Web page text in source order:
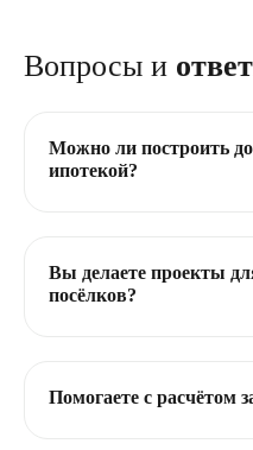
Вопросы и
Можно ли построить
ипотекой?
Вы делаете проекты
посёлков?
Помогаете с расчётом